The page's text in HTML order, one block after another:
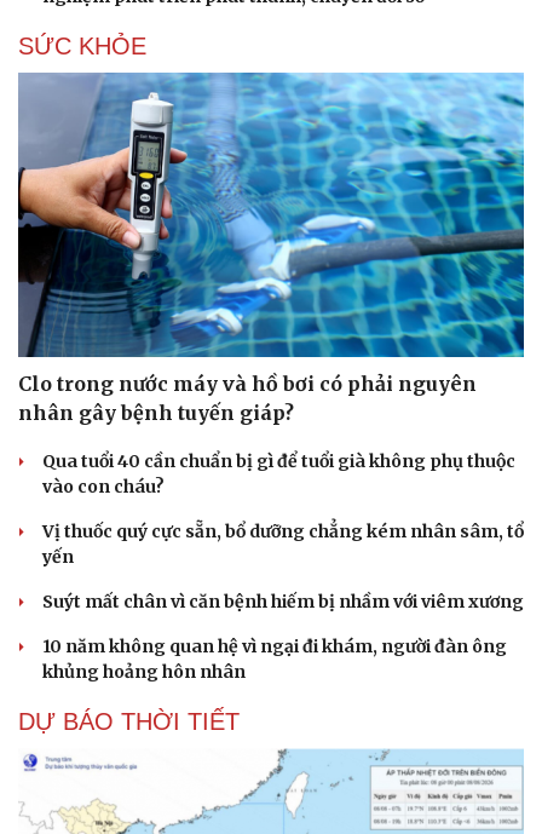
SỨC KHỎE
Clo trong nước máy và hồ bơi có phải nguyên
nhân gây bệnh tuyến giáp?
Qua tuổi 40 cần chuẩn bị gì để tuổi già không phụ thuộc
vào con cháu?
Vị thuốc quý cực sẵn, bổ dưỡng chẳng kém nhân sâm, tổ
yến
Suýt mất chân vì căn bệnh hiếm bị nhầm với viêm xương
10 năm không quan hệ vì ngại đi khám, người đàn ông
khủng hoảng hôn nhân
DỰ BÁO THỜI TIẾT